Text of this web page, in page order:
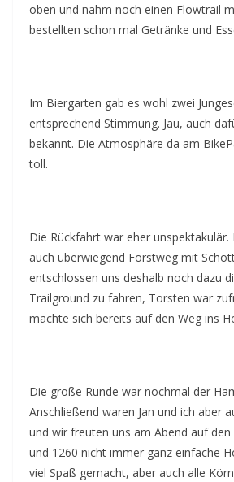
oben und nahm noch einen Flowtrail
bestellten schon mal Getränke und
Im Biergarten gab es wohl zwei
entsprechend Stimmung. Jau, auch
bekannt. Die Atmosphäre da am
toll.
Die Rückfahrt war eher unspektakulär.
auch überwiegend Forstweg mit
entschlossen uns deshalb noch dazu
Trailground zu fahren, Torsten war
machte sich bereits auf den Weg ins
Die große Runde war nochmal der
Anschließend waren Jan und ich aber
und wir freuten uns am Abend auf den
und 1260 nicht immer ganz einfache
viel Spaß gemacht, aber auch alle